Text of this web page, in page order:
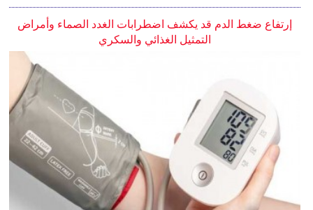
إرتفاع ضغط الدم قد يكشف اضطرابات الغدد الصماء وأمراض
التمثيل الغذائي والسكري